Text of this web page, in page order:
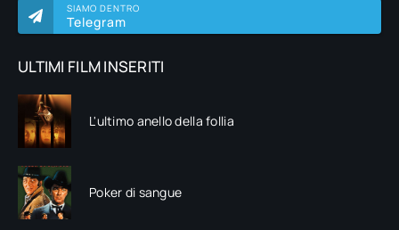
SIAMO DENTRO
Telegram
ULTIMI FILM INSERITI
L'ultimo anello della follia
Poker di sangue